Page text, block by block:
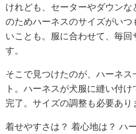
けれども、セーターやダウン
のためハーネスのサイズがい
いことも。服に合わせて、毎
す。
そこで見つけたのが、ハーネ
ト。ハーネスが犬服に縫い付
完了。サイズの調整も必要あり
着せやすさは？ 着心地は？ ハ